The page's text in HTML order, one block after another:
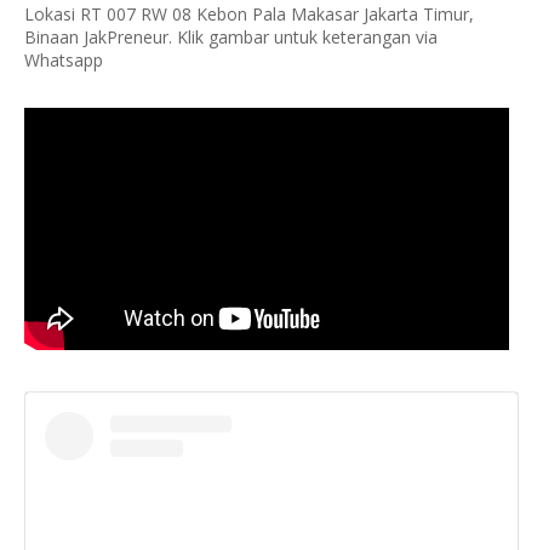
Lokasi RT 007 RW 08 Kebon Pala Makasar Jakarta Timur,
Binaan JakPreneur. Klik gambar untuk keterangan via
Whatsapp